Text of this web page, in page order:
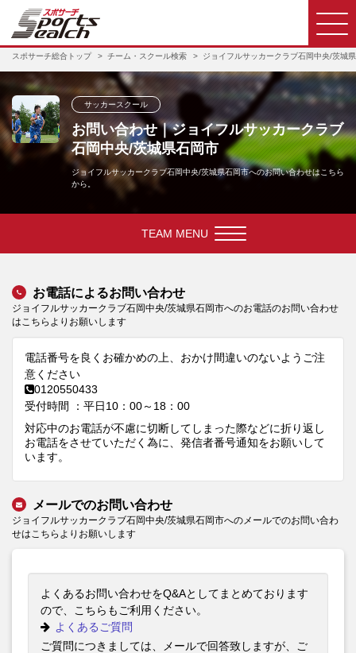
スポサーチ総合トップ チーム・スクール検索 ジョイフルサッカークラブ石岡中央/茨城
サッカースクール
お問い合わせ｜ジョイフルサッカークラブ
石岡中央/茨城県石岡市
ジョイフルサッカークラブ石岡中央/茨城県石岡市へのお問い合わせはこちら
から。
TEAM MENU
お電話によるお問い合わせ
ジョイフルサッカークラブ石岡中央/茨城県石岡市へのお電話のお問い合わせ
はこちらよりお願いします
電話番号を良くお確かめの上、おかけ間違いのないようご注
意ください
0120550433
受付時間 ：平日10：00～18：00
対応中のお電話が不慮に切断してしまった際などに折り返し
お電話をさせていただく為に、発信者番号通知をお願いして
います。
メールでのお問い合わせ
ジョイフルサッカークラブ石岡中央/茨城県石岡市へのメールでのお問い合わ
せはこちらよりお願いします
よくあるお問い合わせをQ&Aとしてまとめております
ので、こちらもご利用ください。
よくあるご質問
ご質問につきましては、メールで回答致しますが、ご